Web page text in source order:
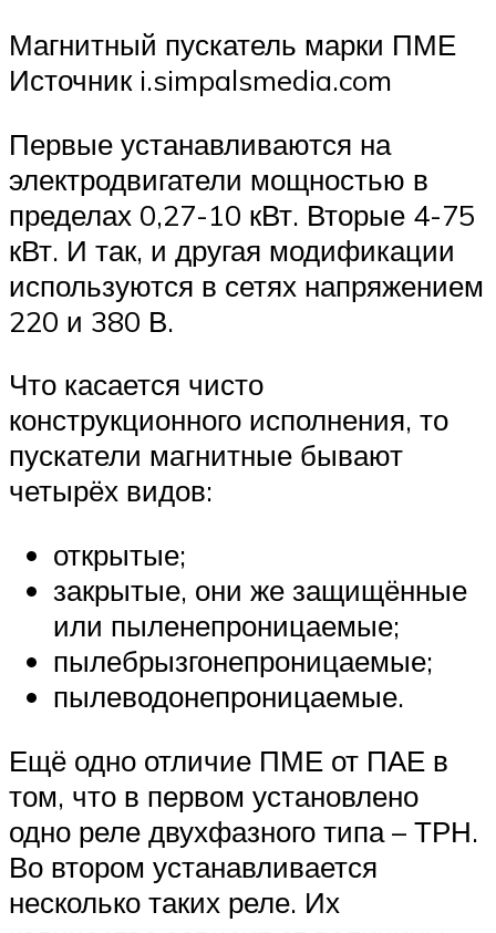
Магнитный пускатель марки ПМЕ
Источник i.simpalsmedia.com
Первые устанавливаются на
электродвигатели мощностью в
пределах 0,27-10 кВт. Вторые 4-75
кВт. И так, и другая модификации
используются в сетях напряжением
220 и 380 В.
Что касается чисто
конструкционного исполнения, то
пускатели магнитные бывают
четырёх видов:
открытые;
закрытые, они же защищённые
или пыленепроницаемые;
пылебрызгонепроницаемые;
пылеводонепроницаемые.
Ещё одно отличие ПМЕ от ПАЕ в
том, что в первом установлено
одно реле двухфазного типа – ТРН.
Во втором устанавливается
несколько таких реле. Их